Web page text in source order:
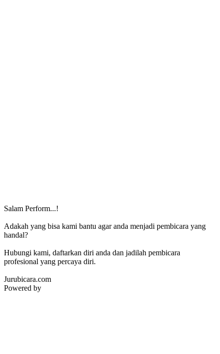
Salam Perform...!
Adakah yang bisa kami bantu agar anda menjadi pembicara yang
handal?
Hubungi kami, daftarkan diri anda dan jadilah pembicara
profesional yang percaya diri.
Jurubicara.com
Powered by